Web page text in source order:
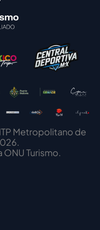
Metropolitano de
ONU Turismo.